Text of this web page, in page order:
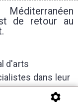
de retour au
d'arts
dans leur
stand-up,
commedia